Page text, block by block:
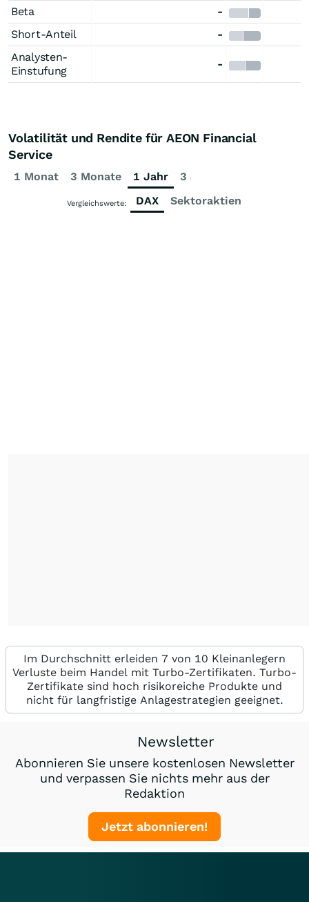
Beta
-
Short-Anteil
-
Analysten-
Einstufung
-
Volatilität und Rendite für AEON Financial
Service
1 Monat 3 Monate 1 Jahr 3 Jahre
Vergleichswerte: DAX Sektoraktien
Im Durchschnitt erleiden 7 von 10 Kleinanlegern
Verluste beim Handel mit Turbo-Zertifikaten. Turbo-
Zertifikate sind hoch risikoreiche Produkte und
nicht für langfristige Anlagestrategien geeignet.
Newsletter
Abonnieren Sie unsere kostenlosen Newsletter
und verpassen Sie nichts mehr aus der
Redaktion
Jetzt abonnieren!